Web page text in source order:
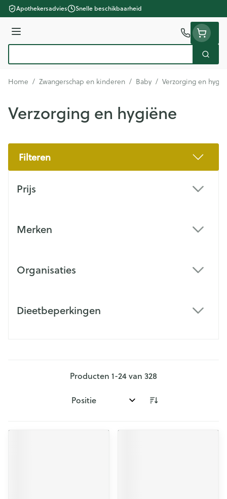
Ga naar de inhoud
Apothekersadvies Snelle beschikbaarheid
Menu
Zoek
Home / Zwangerschap en kinderen / Baby / Verzorging en
Verzorging en hygiëne
Filteren
Prijs
Merken
Organisaties
Dieetbeperkingen
Producten 1-24van 328
Sorteer op: